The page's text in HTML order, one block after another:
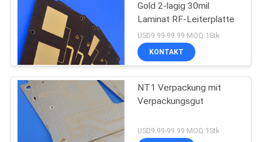
Gold 2-lagig 30mil
Laminat RF-Leiterplatte
USD9.99-99.99 MOQ:1Stk
KONTAKT
NT1 Verpackung mit
Verpackungsgut
USD9.99-99.99 MOQ:1Stk